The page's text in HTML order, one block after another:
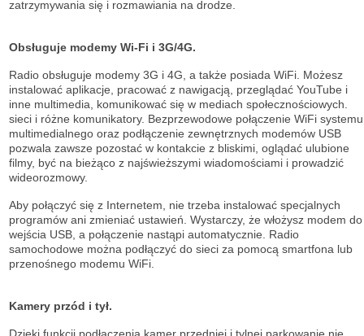
zatrzymywania się i rozmawiania na drodze.
Obsługuje modemy Wi-Fi i 3G/4G.
Radio obsługuje modemy 3G i 4G, a także posiada WiFi. Możesz
instalować aplikacje, pracować z nawigacją, przeglądać YouTube i
inne multimedia, komunikować się w mediach społecznościowych.
sieci i różne komunikatory. Bezprzewodowe połączenie WiFi systemu
multimedialnego oraz podłączenie zewnętrznych modemów USB
pozwala zawsze pozostać w kontakcie z bliskimi, oglądać ulubione
filmy, być na bieżąco z najświeższymi wiadomościami i prowadzić
wideorozmowy.
Aby połączyć się z Internetem, nie trzeba instalować specjalnych
programów ani zmieniać ustawień. Wystarczy, że włożysz modem do
wejścia USB, a połączenie nastąpi automatycznie. Radio
samochodowe można podłączyć do sieci za pomocą smartfona lub
przenośnego modemu WiFi.
Kamery przód i tył.